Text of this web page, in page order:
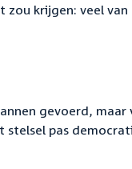
krijgen: veel van
gevoerd, maar
pas